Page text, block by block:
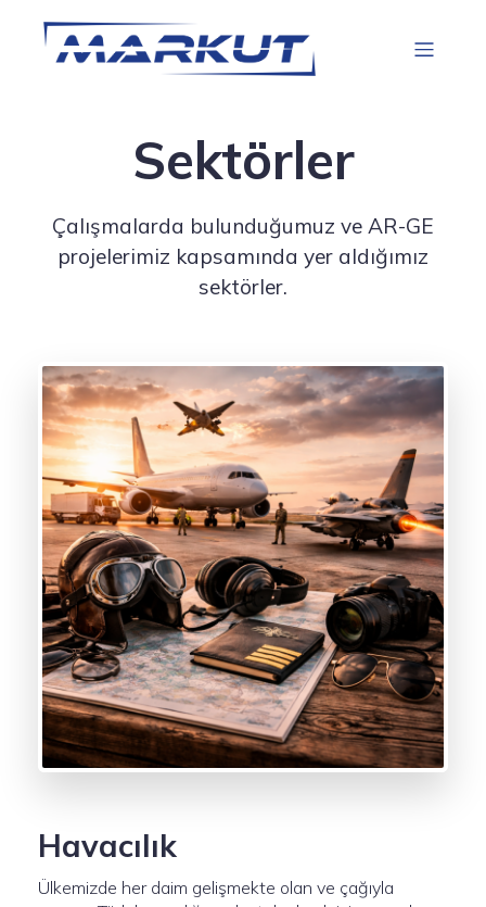
Sektörler
Çalışmalarda bulunduğumuz ve AR-GE
projelerimiz kapsamında yer aldığımız
sektörler.
Havacılık
Ülkemizde her daim gelişmekte olan ve çağıyla